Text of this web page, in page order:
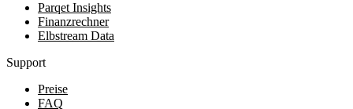
Parqet Insights
Finanzrechner
Elbstream Data
Support
Preise
FAQ